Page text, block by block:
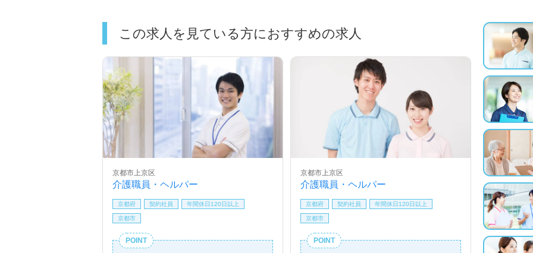
この求人を見ている方におすすめの求人
介護職員・ヘルパー
京都市上京区
京都府 契約社員 年間休日120日以上
京都市
POINT
介護職員・ヘルパー
京都市上京区
京都府 契約社員 年間休日120日以上
京都市
POINT